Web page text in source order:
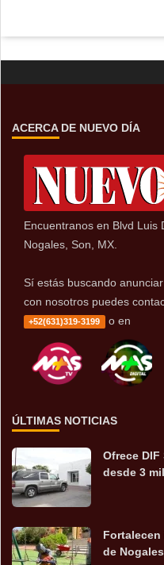
ACERCA DE NUEVO DÍA
Encuentranos en Blvd Luis
Nogales, Son, MX.
Sí estás buscando
con nosotros puedes
+52(631)319-3199 o en
ÚLTIMAS NOTICIAS
Ofrece
desde 3
de Nogales